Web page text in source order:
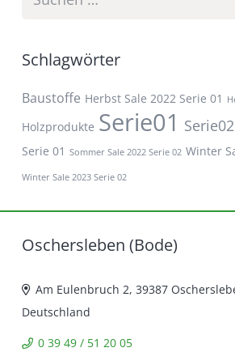
Schlagwörter
Baustoffe Herbst Sale 2022 Serie 01
Holzprodukte Serie01 Serie02
Serie 01 Sommer Sale 2022 Serie 02 Winter
Winter Sale 2023 Serie 02
Oschersleben (Bode)
Am Eulenbruch 2, 39387
Deutschland
0 39 49 / 51 20 05